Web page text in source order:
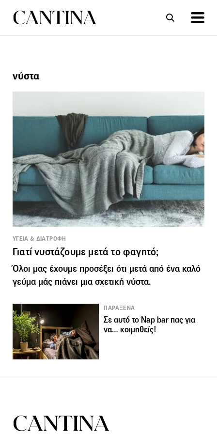
νύστα
ΥΓΕΙΑ & ΔΙΑΤΡΟΦΗ
Γιατί νυστάζουμε μετά το φαγητό;
Όλοι μας έχουμε προσέξει ότι μετά από ένα καλό
γεύμα μάς πιάνει μια σχετική νύστα.
ΠΑΡΑΞΕΝΑ
Σε αυτό το Nap bar πας για
να… κοιμηθείς!